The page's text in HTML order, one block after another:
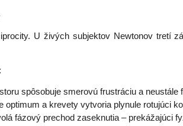
U živých subjektov Newtonov
spôsobuje smerovú frustráciu a neustále
optimum a krevety vytvoria plynule rotujúci
fázový prechod zaseknutia – prekážajúci